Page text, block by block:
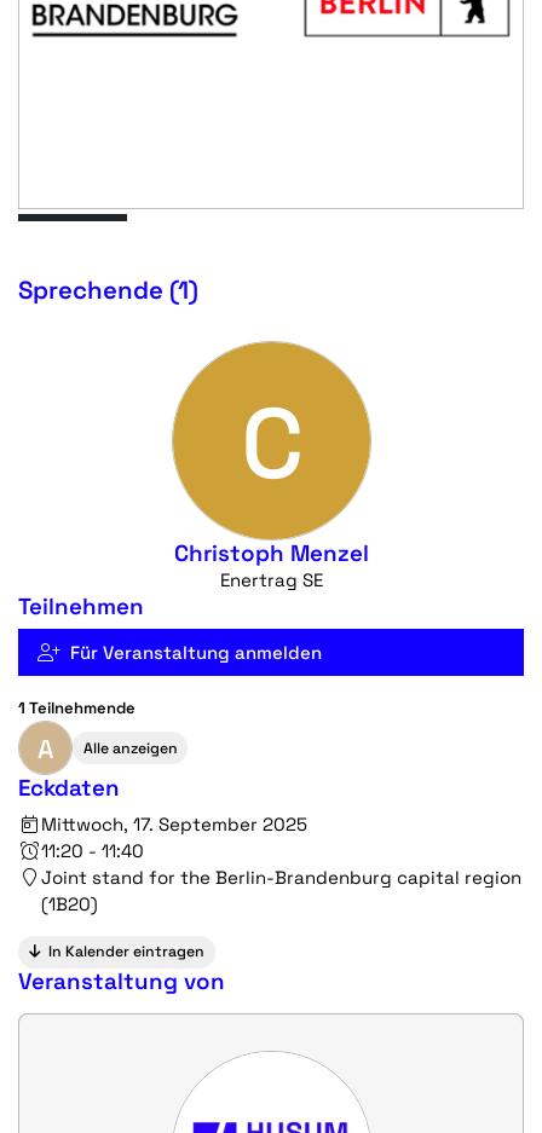
Sprechende (1)
C
Christoph Menzel
Enertrag SE
Teilnehmen
Für Veranstaltung anmelden
1 Teilnehmende
A Alle anzeigen
Eckdaten
Mittwoch, 17. September 2025
11:20 - 11:40
Joint stand for the Berlin-Brandenburg capital region
(1B20)
In Kalender eintragen
Veranstaltung von